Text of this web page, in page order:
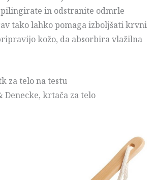
in odstranite odmrle
tako lahko pomaga izboljšati krvni
kožo, da absorbira vlažilna
za telo na testu
Denecke, krtača za telo